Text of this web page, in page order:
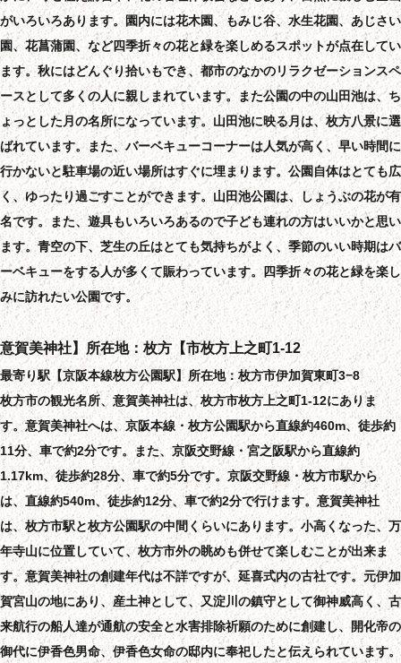
がいろいろあります。園内には花木園、もみじ谷、水生花園、あじさい
園、花菖蒲園、など四季折々の花と緑を楽しめるスポットが点在してい
ます。秋にはどんぐり拾いもでき、都市のなかのリラクゼーションスペ
ースとして多くの人に親しまれています。また公園の中の山田池は、ち
ょっとした月の名所になっています。山田池に映る月は、枚方八景に選
ばれています。また、バーベキューコーナーは人気が高く、早い時間に
行かないと駐車場の近い場所はすぐに埋まります。公園自体はとても広
く、ゆったり過ごすことができます。山田池公園は、しょうぶの花が有
名です。また、遊具もいろいろあるので子ども連れの方はいいかと思い
ます。青空の下、芝生の丘はとても気持ちがよく、季節のいい時期はバ
ーベキューをする人が多くて賑わっています。四季折々の花と緑を楽し
みに訪れたい公園です。
意賀美神社】所在地：枚方【市枚方上之町1-12
最寄り駅【京阪本線枚方公園駅】所在地：枚方市伊加賀東町3−8
枚方市の観光名所、意賀美神社は、枚方市枚方上之町1-12にありま
す。意賀美神社へは、京阪本線・枚方公園駅から直線約460m、徒歩約
11分、車で約2分です。また、京阪交野線・宮之阪駅から直線約
1.17km、徒歩約28分、車で約5分です。京阪交野線・枚方市駅から
は、直線約540m、徒歩約12分、車で約2分で行けます。意賀美神社
は、枚方市駅と枚方公園駅の中間くらいにあります。小高くなった、万
年寺山に位置していて、枚方市外の眺めも併せて楽しむことが出来ま
す。意賀美神社の創建年代は不詳ですが、延喜式内の古社です。元伊加
賀宮山の地にあり、産土神として、又淀川の鎮守として御神威高く、古
来航行の船人達が通航の安全と水害排除祈願のために創建し、開化帝の
御代に伊香色男命、伊香色女命の邸内に奉祀したと伝えられています。